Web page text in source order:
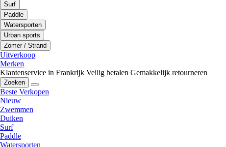
Surf
Paddle
Watersporten
Urban sports
Zomer / Strand
Uitverkoop
Merken
Klantenservice in Frankrijk Veilig betalen Gemakkelijk retourneren
Zoeken
Beste Verkopen
Nieuw
Zwemmen
Duiken
Surf
Paddle
Watersporten